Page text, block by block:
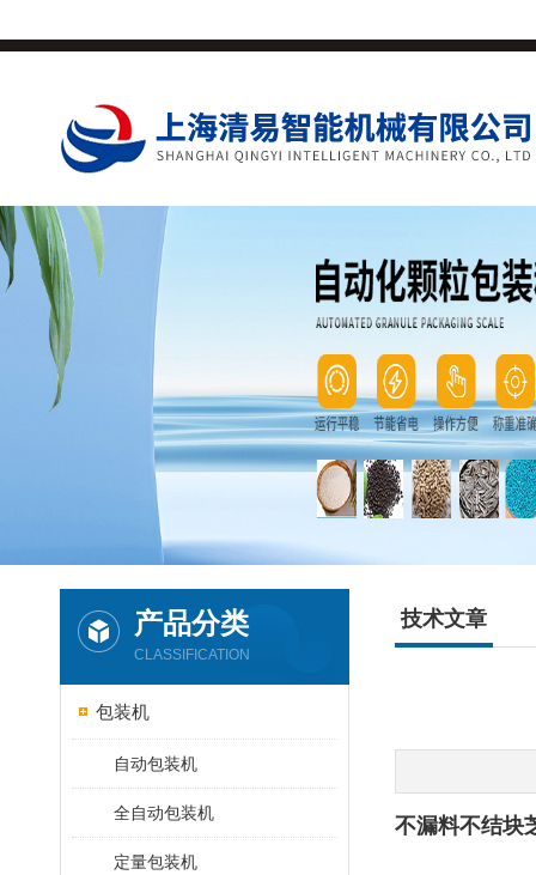
产品分类
CLASSIFICATION
包装机
自动包装机
全自动包装机
定量包装机
技术文章
不漏料不结块